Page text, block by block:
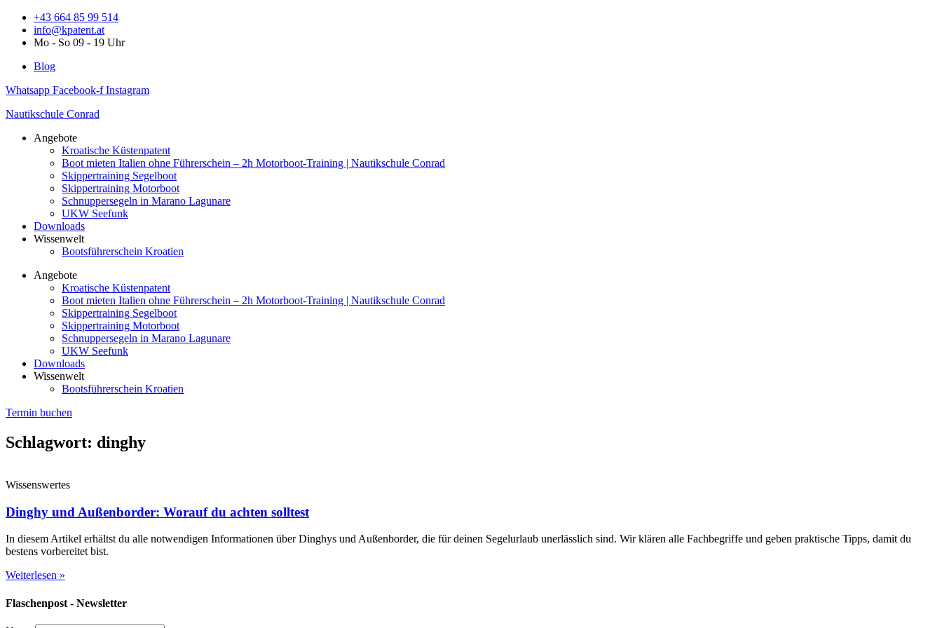
Zum
Inhalt
springen
+43 664 85 99 514
info@kpatent.at
Mo - So 09 - 19 Uhr
Blog
Whatsapp Facebook-f Instagram
Nautikschule Conrad
Angebote
Kroatische Küstenpatent
Boot mieten Italien ohne Führerschein – 2h Motorboot-Training | Nautikschule Conrad
Skippertraining Segelboot
Skippertraining Motorboot
Schnuppersegeln in Marano Lagunare
UKW Seefunk
Downloads
Wissenwelt
Bootsführerschein Kroatien
Angebote
Kroatische Küstenpatent
Boot mieten Italien ohne Führerschein – 2h Motorboot-Training | Nautikschule Conrad
Skippertraining Segelboot
Skippertraining Motorboot
Schnuppersegeln in Marano Lagunare
UKW Seefunk
Downloads
Wissenwelt
Bootsführerschein Kroatien
Termin buchen
Schlagwort: dinghy
Wissenswertes
Dinghy und Außenborder: Worauf du achten solltest
In diesem Artikel erhältst du alle notwendigen Informationen über Dinghys und Außenborder, die für deinen Segelurlaub unerlässlich sind. Wir klären alle Fachbegriffe und geben praktische Tipps, damit du
bestens vorbereitet bist.
Weiterlesen »
Flaschenpost - Newsletter